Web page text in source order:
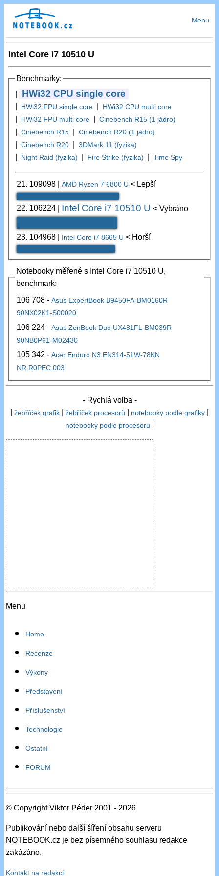
Menu
Intel Core i7 10510 U
Benchmarky:
HWi32 CPU single core
HWi32 FPU single core HWi32 CPU multi core
HWi32 FPU multi core |Cinebench R15 (1 jádro)
|Cinebench R15 |Cinebench R20 (1 jádro)
|Cinebench R20 |3DMark 11 (fyzika)
Night Raid (fyzika) Fire Strike (fyzika) |Time Spy
21. 109098 |AMD Ryzen 7 6800 U< Lepší
22. 106224 Intel Core i7 10510 U< Vybráno
23. 104968 Intel Core i7 8665 U< Horší
Notebooky měřené s Intel Core i7 10510 U,
benchmark:
106 708 -Asus ExpertBook B9450FA-BM0160R
90NX02K1-S00020
106 224 -Asus ZenBook Duo UX481FL-BM039R
90NB0P61-M02430
105 342 -Acer Enduro N3 EN314-51W-78KN
NR.R0PEC.003
- Rychlá volba -
žebříček grafik žebříček procesorů notebooky podle grafiky
notebooky podle procesoru
Menu
Home
Recenze
Výkony
Představení
Příslušenství
Technologie
Ostatní
FORUM
© Copyright Viktor Péder 2001 - 2026
Publikování nebo další šíření obsahu serveru
NOTEBOOK.cz je bez písemného souhlasu redakce
zakázáno.
Kontakt na redakci